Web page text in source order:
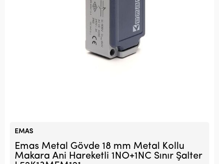
EMAS
Emas Metal Gövde 18 mm Metal Kollu
Makara Ani Hareketli 1NO+1NC Sınır Şalter